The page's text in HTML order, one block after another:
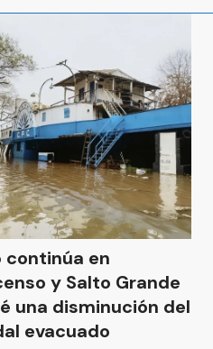
continúa en
y Salto Grande
una disminución del
evacuado